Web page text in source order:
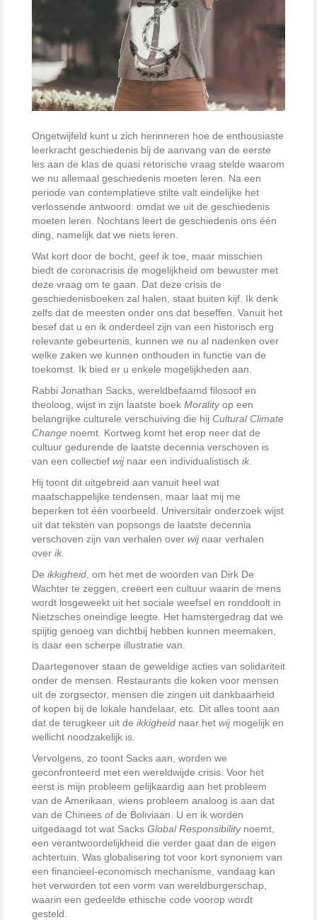
Ongetwijfeld kunt u zich herinneren hoe de enthousiaste
leerkracht geschiedenis bij de aanvang van de eerste
les aan de klas de quasi retorische vraag stelde waarom
we nu allemaal geschiedenis moeten leren. Na een
periode van contemplatieve stilte valt eindelijke het
verlossende antwoord: omdat we uit de geschiedenis
moeten leren. Nochtans leert de geschiedenis ons één
ding, namelijk dat we niets leren.
Wat kort door de bocht, geef ik toe, maar misschien
biedt de coronacrisis de mogelijkheid om bewuster met
deze vraag om te gaan. Dat deze crisis de
geschiedenisboeken zal halen, staat buiten kijf. Ik denk
zelfs dat de meesten onder ons dat beseffen. Vanuit het
besef dat u en ik onderdeel zijn van een historisch erg
relevante gebeurtenis, kunnen we nu al nadenken over
welke zaken we kunnen onthouden in functie van de
toekomst. Ik bied er u enkele mogelijkheden aan.
Rabbi Jonathan Sacks, wereldbefaamd filosoof en
theoloog, wijst in zijn laatste boek Moralityop een
belangrijke culturele verschuiving die hij Cultural Climate
Change noemt. Kortweg komt het erop neer dat de
cultuur gedurende de laatste decennia verschoven is
van een collectief wijnaar een individualistisch ik
Hij toont dit uitgebreid aan vanuit heel wat
maatschappelijke tendensen, maar laat mij me
beperken tot één voorbeeld. Universitair onderzoek wijst
uit dat teksten van popsongs de laatste decennia
verschoven zijn van verhalen over wijnaar verhalen
over ik
De ikkigheid , om het met de woorden van Dirk De
Wachter te zeggen, creëert een cultuur waarin de mens
wordt losgeweekt uit het sociale weefsel en ronddoolt in
Nietzsches oneindige leegte. Het hamstergedrag dat we
spijtig genoeg van dichtbij hebben kunnen meemaken,
is daar een scherpe illustratie van.
Daartegenover staan de geweldige acties van solidariteit
onder de mensen. Restaurants die koken voor mensen
uit de zorgsector, mensen die zingen uit dankbaarheid
of kopen bij de lokale handelaar, etc. Dit alles toont aan
dat de terugkeer uit de ikkigheid naar het wijmogelijk en
wellicht noodzakelijk is.
Vervolgens, zo toont Sacks aan, worden we
geconfronteerd met een wereldwijde crisis. Voor het
eerst is mijn probleem gelijkaardig aan het probleem
van de Amerikaan, wiens probleem analoog is aan dat
van de Chinees of de Boliviaan. U en ik worden
uitgedaagd tot wat Sacks Global Responsibilitynoemt,
een verantwoordelijkheid die verder gaat dan de eigen
achtertuin. Was globalisering tot voor kort synoniem van
een financieel-economisch mechanisme, vandaag kan
het verworden tot een vorm van wereldburgerschap,
waarin een gedeelde ethische code voorop wordt
gesteld.